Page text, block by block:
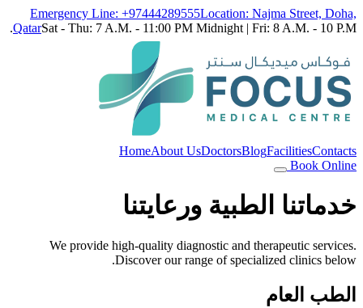
Emergency Line: +97444289555Location: Najma Street, Doha,
QatarSat - Thu: 7 A.M. - 11:00 PM Midnight | Fri: 8 A.M. - 10 P.M.
HomeAbout UsDoctorsBlogFacilitiesContacts
Book Online
خدماتنا الطبية ورعايتنا
We provide high-quality diagnostic and therapeutic services.
Discover our range of specialized clinics below.
الطب العام